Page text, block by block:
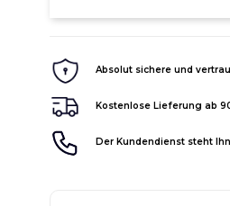
Absolut sichere und
Kostenlose Lieferung ab
Der Kundendienst steht